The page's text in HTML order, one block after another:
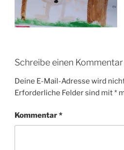
Schreibe einen Kommentar
Deine E-Mail-Adresse wird
Erforderliche Felder sind mit*
Kommentar*